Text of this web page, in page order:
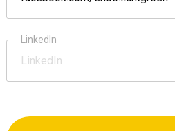
LinkedIn